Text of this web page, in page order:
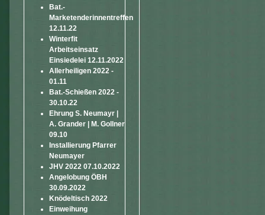
Bat.-
Marketenderinnentreffen
12.11.22
Winterfit
Arbeitseinsatz
Einsiedelei 12.11.2022
Allerheiligen 2022 -
01.11
Bat.-Schießen 2022 -
30.10.22
Ehrung S. Neumayr |
A. Grander | M. Gollner
09.10
Installierung Pfarrer
Neumayer
JHV 2022 07.10.2022
Angelobung ÖBH
30.09.2022
Knödeltisch 2022
Einweihung